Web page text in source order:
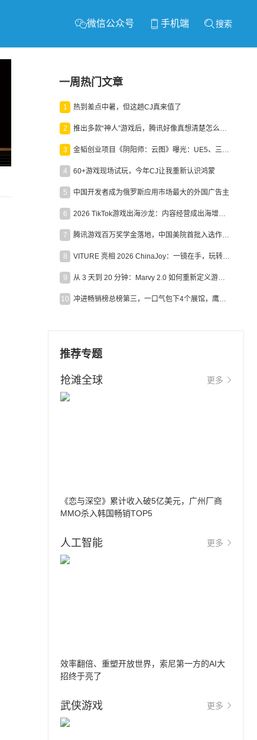
微信公众号 手机端 搜索
一周热门文章
1 热到差点中暑，但这趟CJ真来值了
2 推出多款“神人”游戏后，腾讯好像真想清楚怎么做二次元了
3 金韬创业项目《阴阳师：云图》曝光：UE5、三端互通、ARPG
4 60+游戏现场试玩，今年CJ让我重新认识鸿蒙
5 中国开发者成为俄罗斯应用市场最大的外国广告主
6 2026 TikTok游戏出海沙龙：内容经营成出海增长新引擎
7 腾讯游戏百万奖学金落地，中国美院首批入选作品获业内关注
8 VITURE 亮相 2026 ChinaJoy：一镜在手，玩转全场！
9 从 3 天到 20 分钟：Marvy 2.0 如何重新定义游戏出海营销效率？
10 冲进畅销榜总榜第三，一口气包下4个展馆，鹰角把嘉年华做爆了
推荐专题
抢滩全球 更多
《恋与深空》累计收入破5亿美元，广州厂商
MMO杀入韩国畅销TOP5
人工智能 更多
效率翻倍、重塑开放世界，索尼第一方的AI大
招终于亮了
武侠游戏 更多